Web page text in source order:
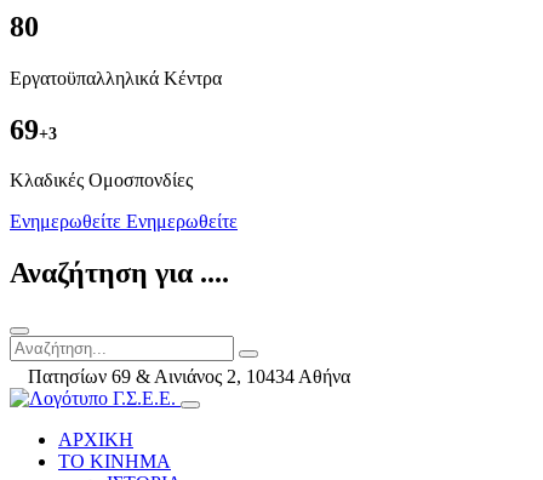
80
Εργατοϋπαλληλικά Κέντρα
69+3
Kλαδικές Ομοσπονδίες
Ενημερωθείτε Ενημερωθείτε
Αναζήτηση για ....
Πατησίων 69 & Αινιάνος 2, 10434 Αθήνα
ΑΡΧΙΚΗ
ΤΟ ΚΙΝΗΜΑ